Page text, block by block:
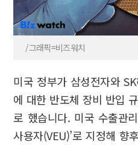
/그래픽=비즈워치
미국 정부가 삼성전자와
에 대한 반도체 장비 반입
로 했습니다. 미국 수출관
사용자(VEU)’로 지정해 향